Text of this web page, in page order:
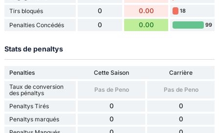
Tirs bloqués 0 0.00 18
Penalties Concédés 0 0.00 99
Stats de penaltys
Penalties Cette Saison
Carrière
Taux de conversion
des pénaltys
Pas de Peno Pas de Peno
Penaltys Tirés 0 0
Penaltys marqués 0 0